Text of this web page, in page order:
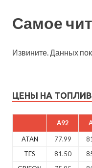
Самое
Извините. Данных
ЦЕНЫ НА
A92
ATAN 77.99
TES
81.50